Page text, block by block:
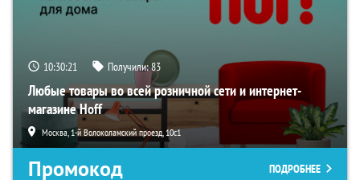
10:30:20 Получили:83
Любые товары во всей розничной сети и интернет-
магазине Hoff
Москва, 1-й Волоколамский проезд, 10с1
Промокод ПОДРОБНЕЕ